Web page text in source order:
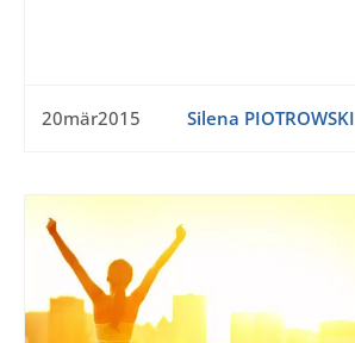
20mär2015 Silena PIOTROWSKI